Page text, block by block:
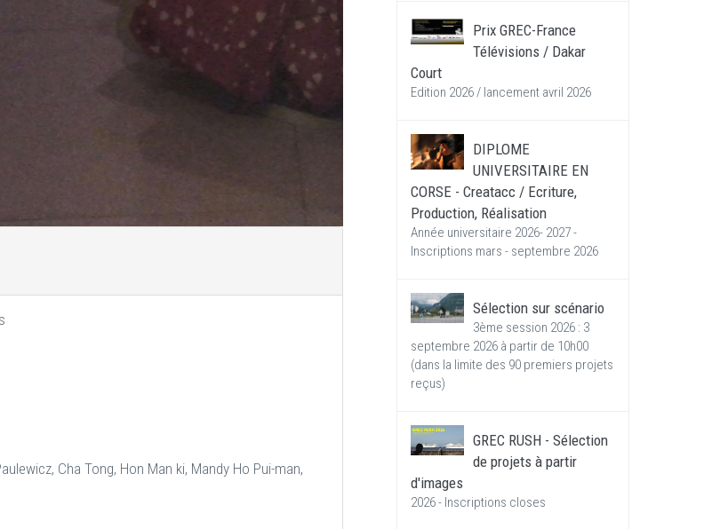
Cha Tong, Hon Man ki, Mandy Ho Pui-man,
Prix GREC-France
Télévisions / Dakar
Court
Edition 2026 / lancement avril 2026
DIPLOME
UNIVERSITAIRE EN
CORSE - Creatacc / Ecriture,
Production, Réalisation
Année universitaire 2026- 2027 -
Inscriptions mars - septembre 2026
Sélection sur scénario
3ème session 2026 : 3
septembre 2026 à partir de 10h00
(dans la limite des 90 premiers projets
reçus)
GREC RUSH - Sélection
de projets à partir
d'images
2026 - Inscriptions closes